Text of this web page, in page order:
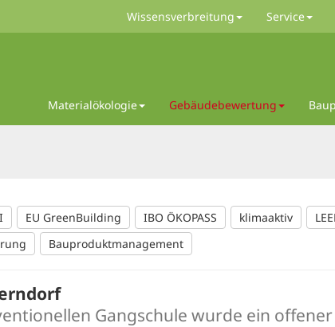
Wissensverbreitung Service
Materialökologie Gebäudebewertung
EU GreenBuilding IBO ÖKOPASS klimaaktiv
Bauproduktmanagement
Gangschule wurde ein